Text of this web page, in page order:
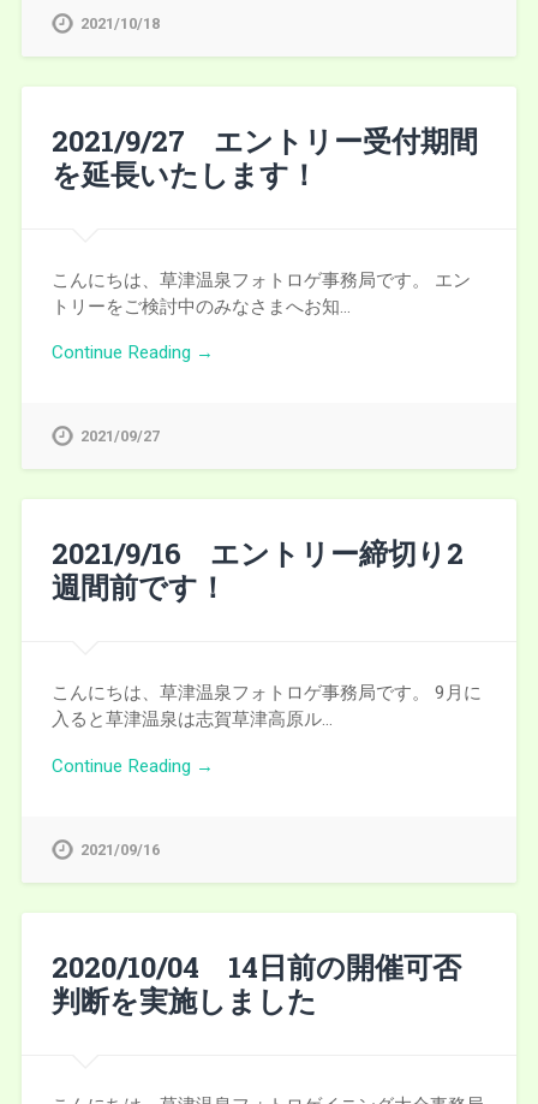
2021/10/18
2021/9/27 エントリー受付期間
を延長いたします！
こんにちは、草津温泉フォトロゲ事務局です。 エン
トリーをご検討中のみなさまへお知…
Continue Reading →
2021/09/27
2021/9/16 エントリー締切り2
週間前です！
こんにちは、草津温泉フォトロゲ事務局です。 9月に
入ると草津温泉は志賀草津高原ル…
Continue Reading →
2021/09/16
2020/10/04 14日前の開催可否
判断を実施しました